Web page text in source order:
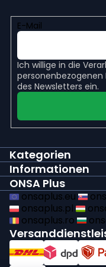
E-Mail
Ich willige in die
personenbezogenen
des Newsletters ein.
Kategorien
Informationen
ONSA Plus
onsaplus.eu
onsaplus.pl
onsaplus.ro